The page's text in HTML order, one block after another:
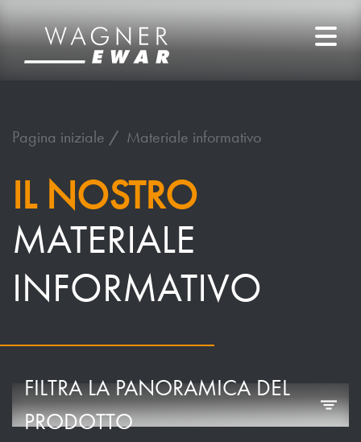
Pagina iniziale Materiale informativo
IL NOSTRO
MATERIALE
INFORMATIVO
FILTRA LA PANORAMICA DEL
PRODOTTO